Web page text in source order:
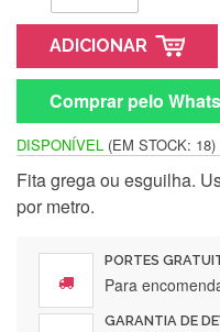
ADICIONAR
Comprar pelo
DISPONÍVEL (EM STOCK: 18)
Fita grega ou esguilha.
por metro.
PORTES
Para
GARANTIA DE